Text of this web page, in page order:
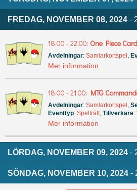
FREDAG, NOVEMBER 08, 2024 -
18:00 - 22:00: One Piece
Avdelningar: Samlarkortspel
Mer information
18:00 - 21:00: MTG
Avdelningar: Samlarkortspel
Eventtyp: Spelträff, Tillverkare:
Mer information
LÖRDAG, NOVEMBER 09, 2024 -
SÖNDAG, NOVEMBER 10, 2024 -